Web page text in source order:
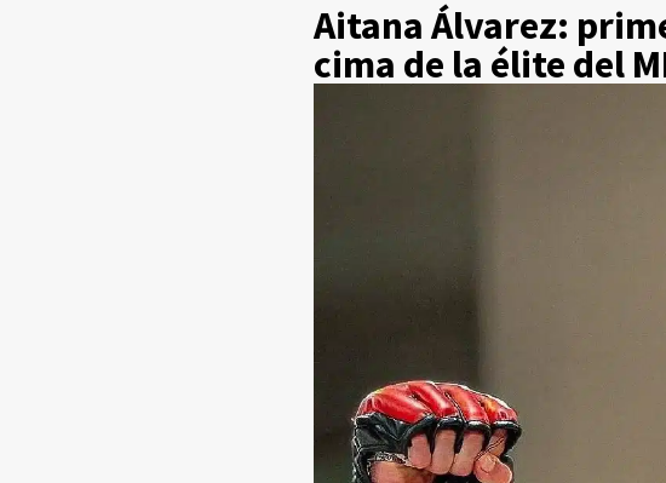
Aitana Álvarez:
cima de la élite del